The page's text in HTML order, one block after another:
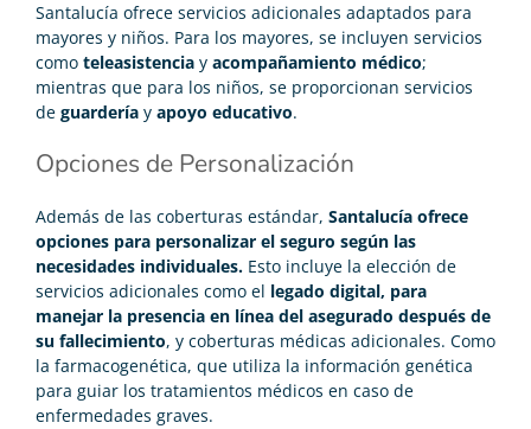
Santalucía ofrece servicios adicionales adaptados para
mayores y niños. Para los mayores, se incluyen servicios
como teleasistencia y acompañamiento médico;
mientras que para los niños, se proporcionan servicios
de guardería y apoyo educativo.
Opciones de Personalización
Además de las coberturas estándar, Santalucía ofrece
opciones para personalizar el seguro según las
necesidades individuales. Esto incluye la elección de
servicios adicionales como el legado digital, para
manejar la presencia en línea del asegurado después de
su fallecimiento, y coberturas médicas adicionales. Como
la farmacogenética, que utiliza la información genética
para guiar los tratamientos médicos en caso de
enfermedades graves.